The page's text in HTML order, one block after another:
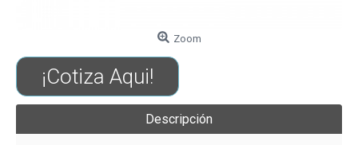
Zoom
¡Cotiza Aqui!
Descripción